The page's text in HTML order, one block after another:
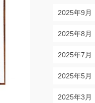
2025年9月
2025年8月
2025年7月
2025年5月
2025年3月